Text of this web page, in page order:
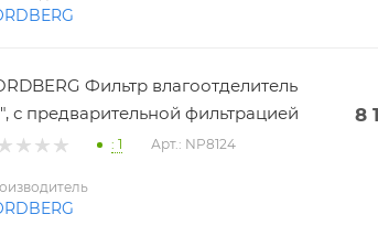
Фильтр влагоотделитель
с предварительной фильтрацией
: 1 Арт.: NP8124
8